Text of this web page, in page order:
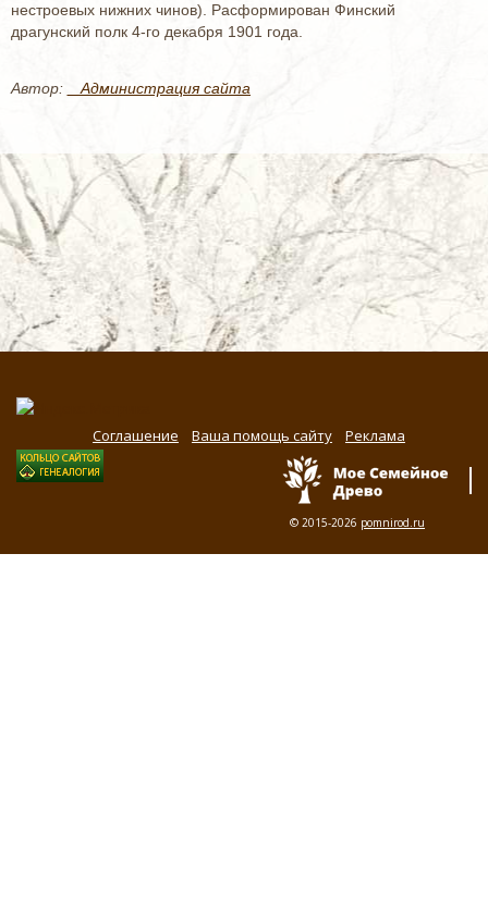
нестроевых нижних чинов). Расформирован Финский
драгунский полк 4-го декабря 1901 года.
Автор: _ Администрация сайта
Соглашение Ваша помощь сайту Реклама
© 2015-2026 pomnirod.ru